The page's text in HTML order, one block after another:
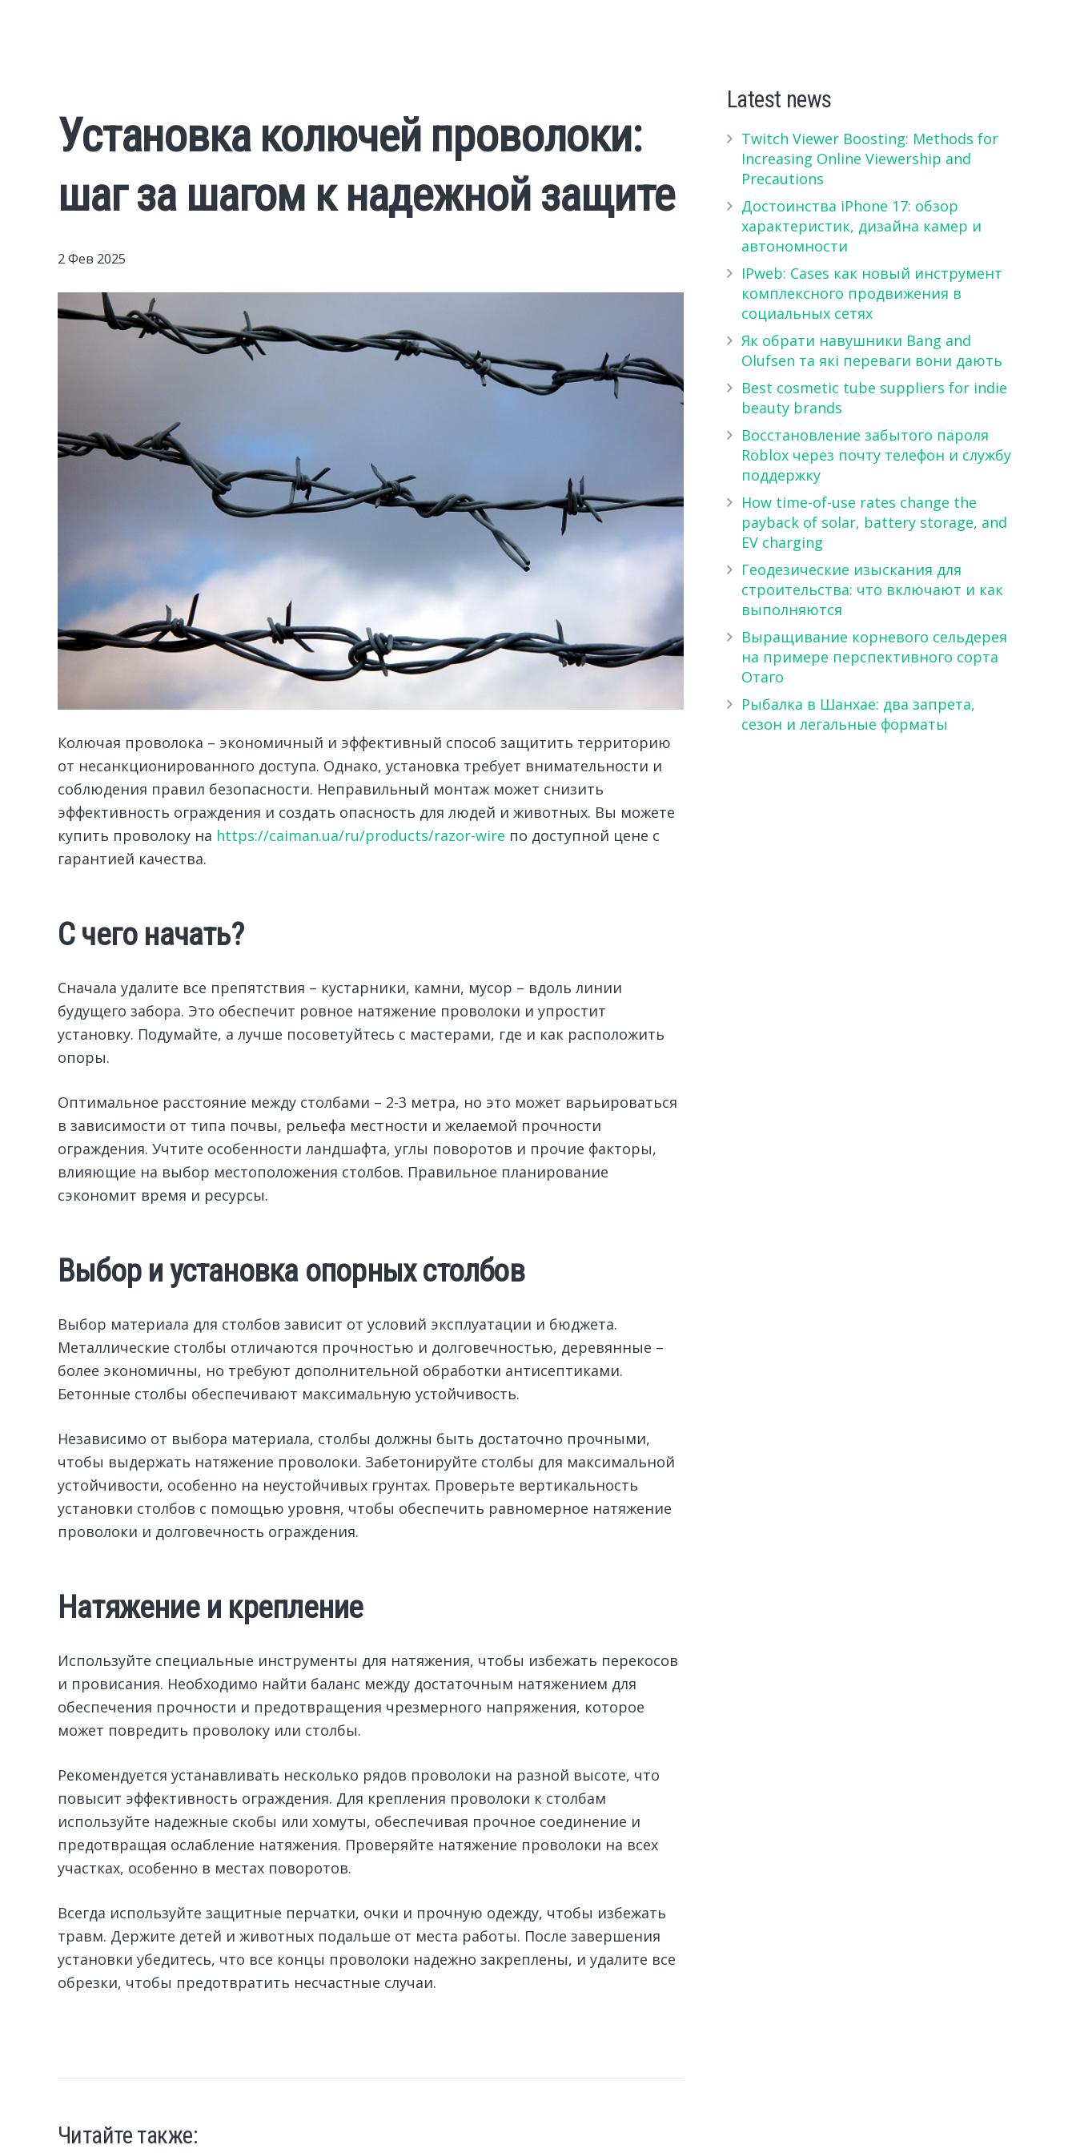
Установка колючей проволоки:
шаг за шагом к надежной защите
2 Фев 2025
Колючая проволока – экономичный и эффективный способ защитить территорию
от несанкционированного доступа. Однако, установка требует внимательности и
соблюдения правил безопасности. Неправильный монтаж может снизить
эффективность ограждения и создать опасность для людей и животных. Вы можете
купить проволоку на https://caiman.ua/ru/products/razor-wire по доступной цене с
гарантией качества.
С чего начать?
Сначала удалите все препятствия – кустарники, камни, мусор – вдоль линии
будущего забора. Это обеспечит ровное натяжение проволоки и упростит
установку. Подумайте, а лучше посоветуйтесь с мастерами, где и как расположить
опоры.
Оптимальное расстояние между столбами – 2-3 метра, но это может варьироваться
в зависимости от типа почвы, рельефа местности и желаемой прочности
ограждения. Учтите особенности ландшафта, углы поворотов и прочие факторы,
влияющие на выбор местоположения столбов. Правильное планирование
сэкономит время и ресурсы.
Выбор и установка опорных столбов
Выбор материала для столбов зависит от условий эксплуатации и бюджета.
Металлические столбы отличаются прочностью и долговечностью, деревянные –
более экономичны, но требуют дополнительной обработки антисептиками.
Бетонные столбы обеспечивают максимальную устойчивость.
Независимо от выбора материала, столбы должны быть достаточно прочными,
чтобы выдержать натяжение проволоки. Забетонируйте столбы для максимальной
устойчивости, особенно на неустойчивых грунтах. Проверьте вертикальность
установки столбов с помощью уровня, чтобы обеспечить равномерное натяжение
проволоки и долговечность ограждения.
Натяжение и крепление
Используйте специальные инструменты для натяжения, чтобы избежать перекосов
и провисания. Необходимо найти баланс между достаточным натяжением для
обеспечения прочности и предотвращения чрезмерного напряжения, которое
может повредить проволоку или столбы.
Рекомендуется устанавливать несколько рядов проволоки на разной высоте, что
повысит эффективность ограждения. Для крепления проволоки к столбам
используйте надежные скобы или хомуты, обеспечивая прочное соединение и
предотвращая ослабление натяжения. Проверяйте натяжение проволоки на всех
участках, особенно в местах поворотов.
Всегда используйте защитные перчатки, очки и прочную одежду, чтобы избежать
травм. Держите детей и животных подальше от места работы. После завершения
установки убедитесь, что все концы проволоки надежно закреплены, и удалите все
обрезки, чтобы предотвратить несчастные случаи.
Latest news
Twitch Viewer Boosting: Methods for
Increasing Online Viewership and
Precautions
Достоинства iPhone 17: обзор
характеристик, дизайна камер и
автономности
IPweb: Cases как новый инструмент
комплексного продвижения в
социальных сетях
Як обрати навушники Bang and
Olufsen та які переваги вони дають
Best cosmetic tube suppliers for indie
beauty brands
Восстановление забытого пароля
Roblox через почту телефон и службу
поддержку
How time-of-use rates change the
payback of solar, battery storage, and
EV charging
Геодезические изыскания для
строительства: что включают и как
выполняются
Выращивание корневого сельдерея
на примере перспективного сорта
Отаго
Рыбалка в Шанхае: два запрета,
сезон и легальные форматы
Читайте также: